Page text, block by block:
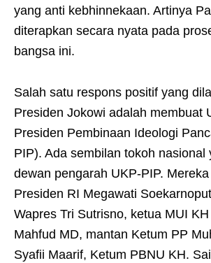
yang anti kebhinnekaan. Artinya
diterapkan secara nyata pada
bangsa ini.
Salah satu respons positif yang
Presiden Jokowi adalah membuat
Presiden Pembinaan Ideologi
PIP). Ada sembilan tokoh nasional
dewan pengarah UKP-PIP.
Presiden RI Megawati
Wapres Tri Sutrisno, ketua MUI KH
Mahfud MD, mantan Ketum PP
Syafii Maarif, Ketum PBNU KH.